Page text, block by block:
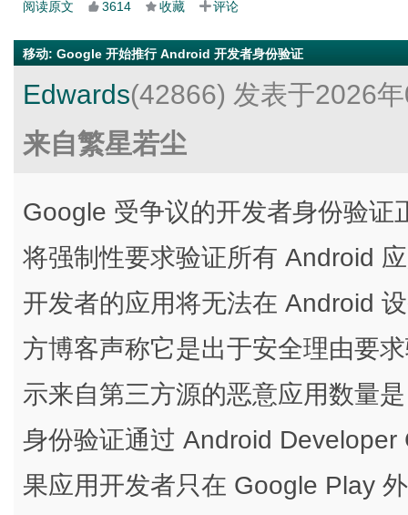
阅读原文 3614 收藏 评论
移动: Google 开始推行 Android 开发者身份验证
Edwards(42866) 发表于2026
来自繁星若尘
Google 受争议的开发者身份验
将强制性要求验证所有 Android
开发者的应用将无法在 Android
方博客声称它是出于安全理由要
示来自第三方源的恶意应用数量
身份验证通过 Android
果应用开发者只在 Google Play